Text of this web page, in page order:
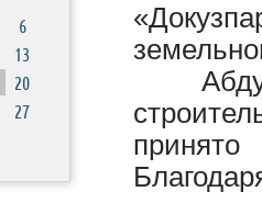
6
13
20
27